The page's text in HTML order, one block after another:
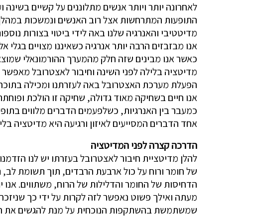
לאחרונה יותר ויותר אנשים מתלוננים על קשיים בשינה
התופעות המתרחשות אצל רוב האנשים ונמשכות במהלך
מדיטטיבי והאנרגיה שלנו באה לידי ביטוי בצורות
אנו מבזבזים הרבה יותר אנרגיה כשאיננו מצויים
כאשר אנו מבינים שזה חלק מהמערך ההורמונאלי
מדיטציה בלילה לפני השינה וחיבור לאצטרובל
הפעלת מערכת האצטרובל באה לעזרתנו ומכילה
אנו חיים בשחיקה מאוד גדולה, שחיקה זו הולכת
כמעבר בין האנרגיות, כשלפעמים הדברים מלווים
אחד הדברים המסייעים לאיזון ורגיעה היא מדיטציה
הדרכה קצרה לפני המדיטציה
להלן מדיטציית חיבור לאצטרובל בעזרתו יש לנו
של חומר ורוח על כול ארבעת הרבדים, תוך תשומת לב,
הדחיסות של החומר והדלילות של הרוח, משתווים. אנו
מעתה ואילך פשוט נאפשר לזה לקרות על ידי כך
שמשתמשת בהשתקפות הנוכחית על מנת להגשים את